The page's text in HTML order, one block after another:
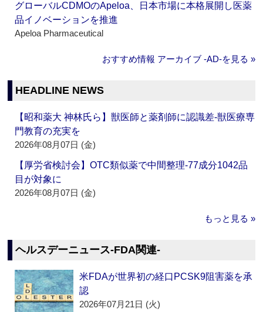
グローバルCDMOのApeloa、日本市場に本格展開し医薬
品イノベーションを推進
Apeloa Pharmaceutical
おすすめ情報 アーカイブ ‐AD‐を見る »
HEADLINE NEWS
【昭和薬大 神林氏ら】獣医師と薬剤師に認識差‐獣医療専
門教育の充実を
2026年08月07日 (金)
【厚労省検討会】OTC類似薬で中間整理‐77成分1042品
目が対象に
2026年08月07日 (金)
もっと見る »
ヘルスデーニュース‐FDA関連‐
米FDAが世界初の経口PCSK9阻害薬を承
認
2026年07月21日 (火)